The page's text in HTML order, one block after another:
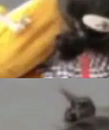
了显著
局部纹
文文字
赖项都
上。」
有 Ub
可纠结
rust-
负责查
间只
康原因
为联合
Inform
自我
过
官方更
： 扩